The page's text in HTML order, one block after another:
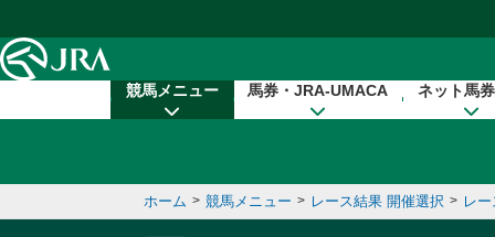
競馬メニュー 馬券・JRA-UMACA ネット馬
ホーム > 競馬メニュー > レース結果 開催選択 > レ